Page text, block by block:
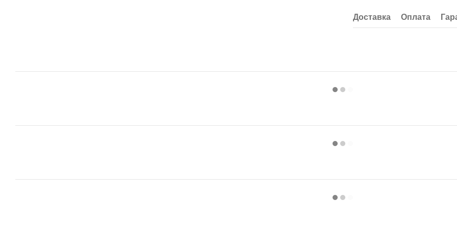
Доставка Оплата